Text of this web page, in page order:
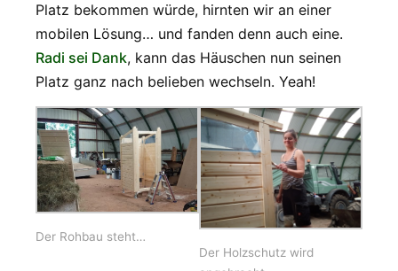
Platz bekommen würde, hirnten wir an einer
mobilen Lösung… und fanden denn auch eine.
Radi sei Dank, kann das Häuschen nun seinen
Platz ganz nach belieben wechseln. Yeah!
Der Rohbau steht…
Der Holzschutz wird